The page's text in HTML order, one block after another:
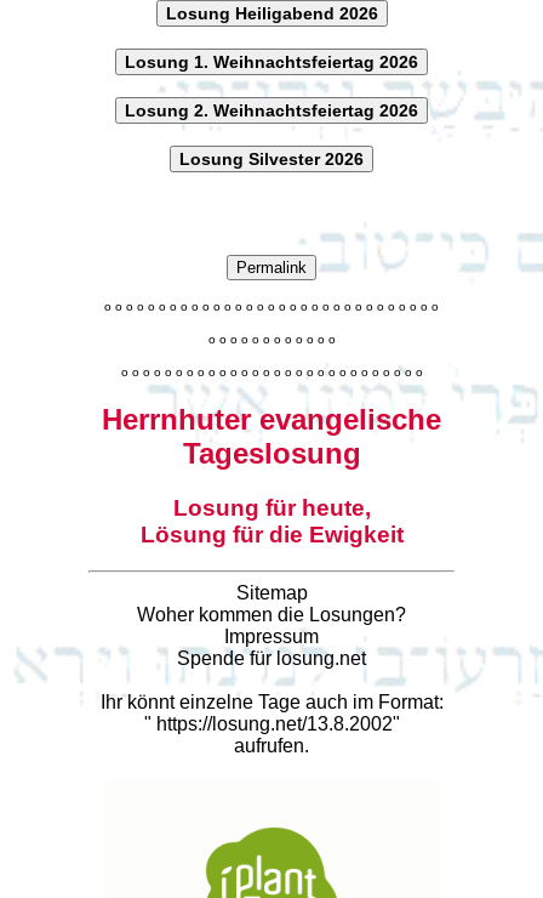
Losung Heiligabend 2026
Losung 1. Weihnachtsfeiertag 2026
Losung 2. Weihnachtsfeiertag 2026
Losung Silvester 2026
Permalink
o o o o o o o o o o o o o o o o o o o o o o o o o o o o o o o
o o o o o o o o o o o o
o o o o o o o o o o o o o o o o o o o o o o o o o o o o
Herrnhuter evangelische
Tageslosung
Losung für heute,
Lösung für die Ewigkeit
Sitemap
Woher kommen die Losungen?
Impressum
Spende für losung.net
Ihr könnt einzelne Tage auch im Format:
" https://losung.net/13.8.2002"
aufrufen.